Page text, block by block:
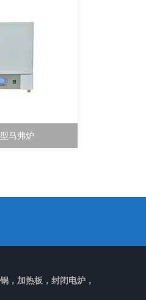
马弗炉
，加热板，封闭电炉，